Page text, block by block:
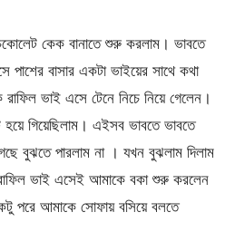
কেক বানাতে শুরু করলাম। ভাবতে
পাশের বাসার একটা ভাইয়ের সাথে কথা
ভাই এসে টেনে নিচে নিয়ে গেলেন।
গিয়েছিলাম। এইসব ভাবতে ভাবতে
বুঝতে পারলাম না । যখন বুঝলাম দিলাম
ভাই এসেই আমাকে বকা শুরু করলেন
পরে আমাকে সোফায় বসিয়ে বলতে